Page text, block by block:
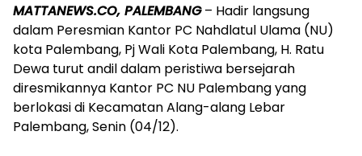
MATTANEWS.CO, PALEMBANG– Hadir langsung
dalam Peresmian Kantor PC Nahdlatul Ulama (NU)
kota Palembang, Pj Wali Kota Palembang, H. Ratu
Dewa turut andil dalam peristiwa bersejarah
diresmikannya Kantor PC NU Palembang yang
berlokasi di Kecamatan Alang-alang Lebar
Palembang, Senin (04/12).